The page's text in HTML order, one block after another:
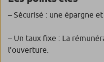
– Sécurisé : une épargne
– Un taux fixe : La
l’ouverture.